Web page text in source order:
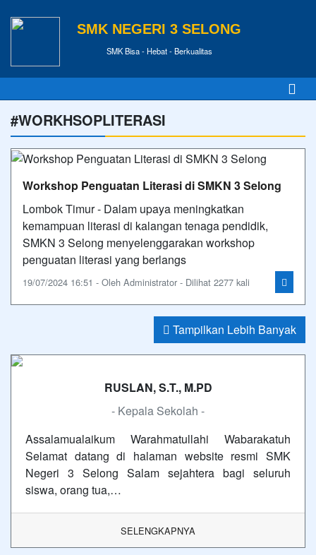
SMK NEGERI 3 SELONG
SMK Bisa - Hebat - Berkualitas
#WORKHSOPLITERASI
Workshop Penguatan Literasi di SMKN 3 Selong
Lombok Timur - Dalam upaya meningkatkan
kemampuan literasi di kalangan tenaga pendidik,
SMKN 3 Selong menyelenggarakan workshop
penguatan literasi yang berlangs
19/07/2024 16:51 - Oleh Administrator - Dilihat 2277 kali
Tampilkan Lebih Banyak
RUSLAN, S.T., M.PD
- Kepala Sekolah -
Assalamualaikum Warahmatullahi Wabarakatuh
Selamat datang di halaman website resmi SMK
Negeri 3 Selong Salam sejahtera bagi seluruh
siswa, orang tua,…
SELENGKAPNYA